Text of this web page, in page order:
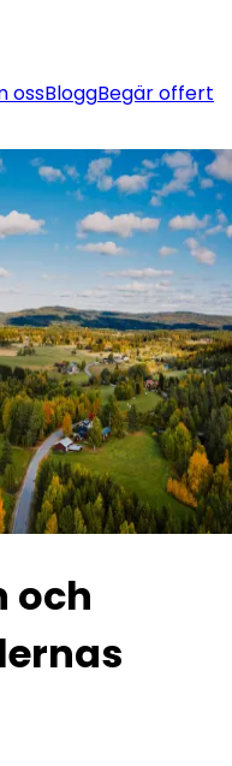
ossBloggBegär offert
och